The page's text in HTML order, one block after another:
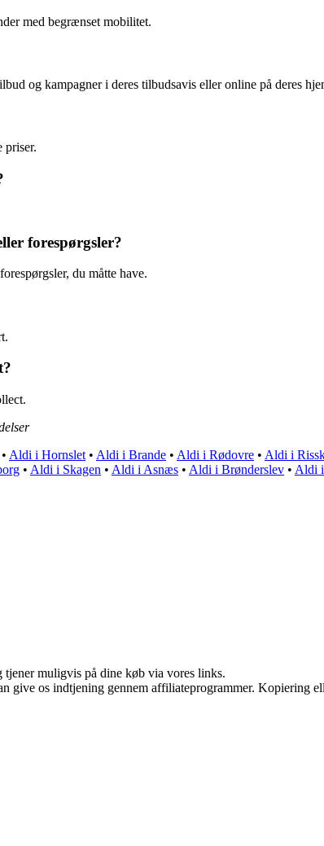
med begrænset mobilitet.
og kampagner i deres tilbudsavis eller online på deres
priser.
forespørgsler?
du måtte have.
• Aldi i Hornslet • Aldi i Brande • Aldi i Rødovre • Aldi i
• Aldi i Skagen • Aldi i Asnæs • Aldi i Brønderslev • Aldi
muligvis på dine køb via vores links.
give os indtjening gennem affiliateprogrammer. Kopiering